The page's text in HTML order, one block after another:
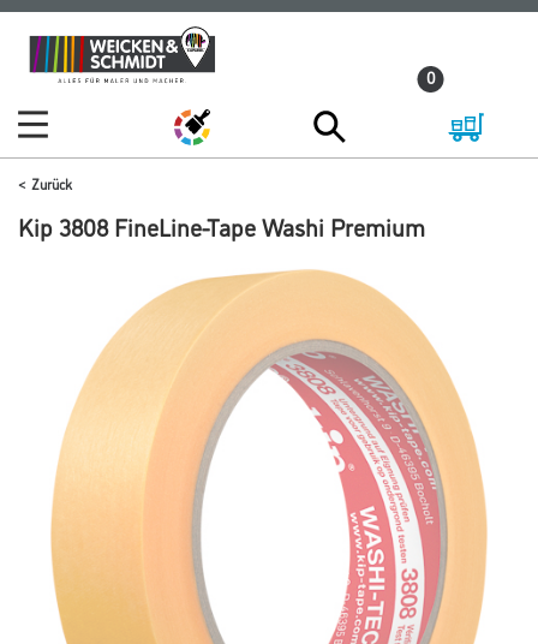
Zum
Inhalt
Zum
Navigationsmenü
0
Zurück
Kip 3808 FineLine-Tape Washi Premium